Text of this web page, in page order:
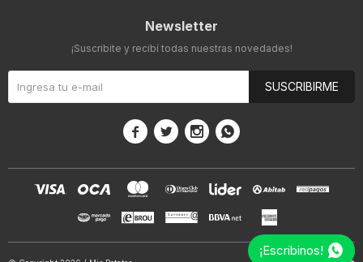
Newsletter
¡Suscribite y recibí todas nuestras novedades!
SUSCRIBIRME
   
¡Escribinos!